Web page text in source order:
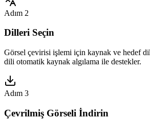
Adım 2
Dilleri Seçin
Görsel çevirisi işlemi için kaynak ve hedef
dili otomatik kaynak algılama ile destekler.
Adım 3
Çevrilmiş Görseli İndirin